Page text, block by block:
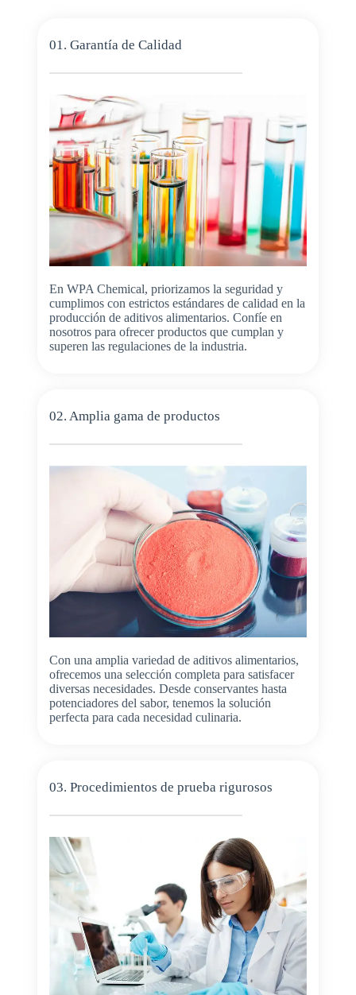
01. Garantía de Calidad
En WPA Chemical, priorizamos la seguridad y
cumplimos con estrictos estándares de calidad en la
producción de aditivos alimentarios. Confíe en
nosotros para ofrecer productos que cumplan y
superen las regulaciones de la industria.
02. Amplia gama de productos
Con una amplia variedad de aditivos alimentarios,
ofrecemos una selección completa para satisfacer
diversas necesidades. Desde conservantes hasta
potenciadores del sabor, tenemos la solución
perfecta para cada necesidad culinaria.
03. Procedimientos de prueba rigurosos